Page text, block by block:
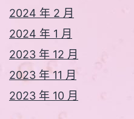
2024 年 2 月
2024 年 1 月
2023 年 12 月
2023 年 11 月
2023 年 10 月